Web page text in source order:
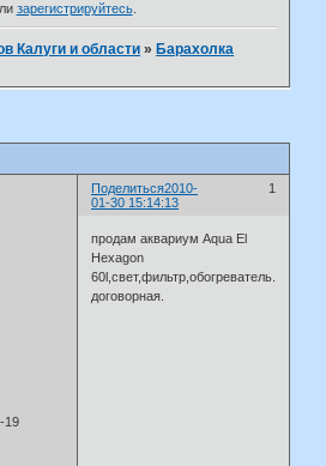
зарегистрируйтесь.
Калуги и области » Барахолка
Поделиться 1
2010-
01-30 15:14:13
19
продам аквариум Aqua El
Hexagon
60l,свет,фильтр,обогреватель.цена
договорная.